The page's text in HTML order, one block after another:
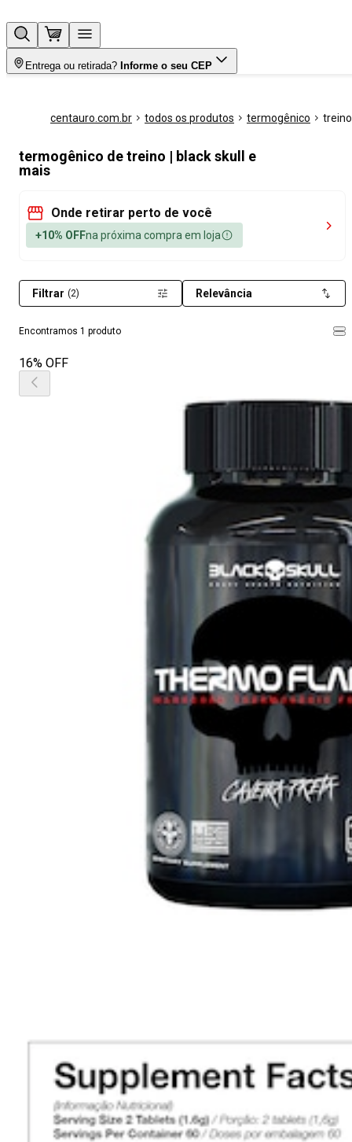
Entrega ou retirada? Informe o seu CEP
centauro.com.br todos os produtos termogênico treino
termogênico de treino | black skull e
mais
Onde retirar perto de você
+10% OFFna próxima compra em loja
Encontramos 1 produto
Filtrar (2) Relevância
16% OFF